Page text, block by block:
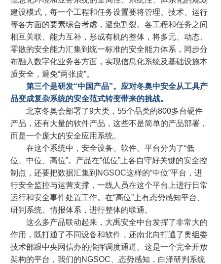
建设模式，每一个工程和任务设置要将管理、技术、运行
等各方面的要素综合考虑，避免割裂。各工程和任务之间
相互关联、能力互补，形成有机的整体，将多元、动态、
零散的安全能力汇集到统一标准的安全能力体系，同步分
布融入数字化业务各方面，实现信息化系统及基础设施本
质安全，避免“两张皮”。
第三个是研发“中国产品”。应对冬奥中安全从工具产
品变成复杂系统的安全范式转变带来的挑战。
北京冬奥会部署了9大类，55个品类的800多台硬件
产品，还有大量的软件产品，这些不是简单的产品部署，
而是一个庞大的安全应用系统。
在这个系统中，安全设备、软件、平台分为了“低
位、中位、高位”。产品在“低位”上各自守好关键的安全控
制点，还要把数据汇集到NGSOC这样的“中位”平台，进
行安全监控与运营支撑，一线人员在这个平台上进行日常
运行和安全事件处置工作。在“高位”上有态势感知平台、
研判系统、情报体系，进行整体的联通。
这么多产品联动起来，大禹安全中台发挥了非常大的
作用，既打通了不同设备和软件，还南北向打通了奥组委
技术部跟中央网信办的指挥调度通道。这是一个完全开放
架构的平台，我们的NGSOC、态势感知，白泽研判系统